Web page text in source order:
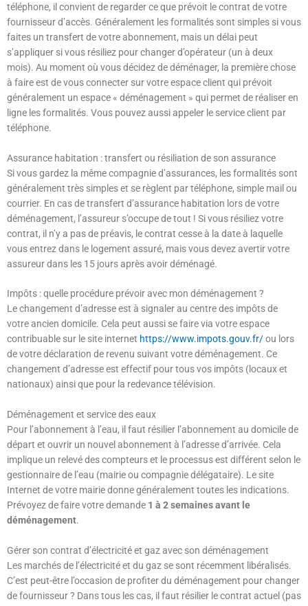
téléphone, il convient de regarder ce que prévoit le contrat de votre
fournisseur d’accès. Généralement les formalités sont simples si vous
faites un transfert de votre abonnement, mais un délai peut
s’appliquer si vous résiliez pour changer d’opérateur (un à deux
mois). Au moment où vous décidez de déménager, la première chose
à faire est de vous connecter sur votre espace client qui prévoit
généralement un espace « déménagement » qui permet de réaliser en
ligne les formalités. Vous pouvez aussi appeler le service client par
téléphone.
Assurance habitation : transfert ou résiliation de son assurance
Si vous gardez la même compagnie d’assurances, les formalités sont
généralement très simples et se règlent par téléphone, simple mail ou
courrier. En cas de transfert d’assurance habitation lors de votre
déménagement, l’assureur s’occupe de tout ! Si vous résiliez votre
contrat, il n’y a pas de préavis, le contrat cesse à la date à laquelle
vous entrez dans le logement assuré, mais vous devez avertir votre
assureur dans les 15 jours après avoir déménagé.
Impôts : quelle procédure prévoir avec mon déménagement ?
Le changement d’adresse est à signaler au centre des impôts de
votre ancien domicile. Cela peut aussi se faire via votre espace
contribuable sur le site internet https://www.impots.gouv.fr/ou lors
de votre déclaration de revenu suivant votre déménagement. Ce
changement d’adresse est effectif pour tous vos impôts (locaux et
nationaux) ainsi que pour la redevance télévision.
Déménagement et service des eaux
Pour l’abonnement à l’eau, il faut résilier l’abonnement au domicile de
départ et ouvrir un nouvel abonnement à l’adresse d’arrivée. Cela
implique un relevé des compteurs et le processus est différent selon le
gestionnaire de l’eau (mairie ou compagnie délégataire). Le site
Internet de votre mairie donne généralement toutes les indications.
Prévoyez de faire votre demande 1 à 2 semaines avant le
déménagement.
Gérer son contrat d’électricité et gaz avec son déménagement
Les marchés de l’électricité et du gaz se sont récemment libéralisés.
C’est peut-être l’occasion de profiter du déménagement pour changer
de fournisseur ? Dans tous les cas, il faut résilier le contrat actuel (pas